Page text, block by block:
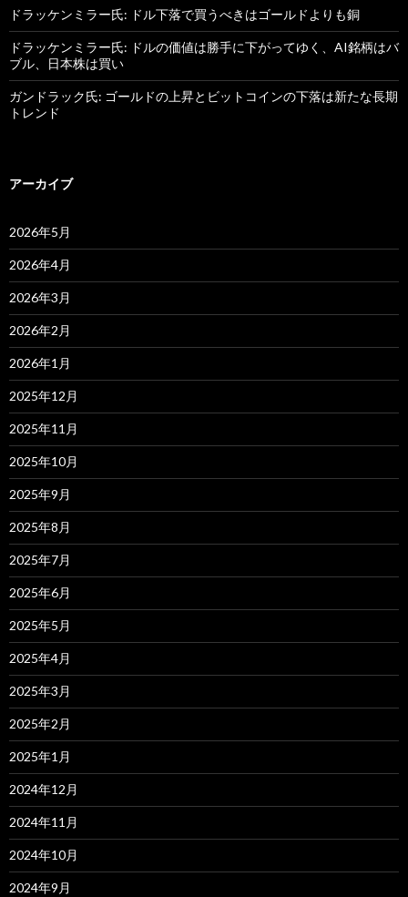
ドラッケンミラー氏: ドル下落で買うべきはゴールドよりも銅
ドラッケンミラー氏: ドルの価値は勝手に下がってゆく、AI銘柄はバ
ブル、日本株は買い
ガンドラック氏: ゴールドの上昇とビットコインの下落は新たな長期
トレンド
アーカイブ
2026年5月
2026年4月
2026年3月
2026年2月
2026年1月
2025年12月
2025年11月
2025年10月
2025年9月
2025年8月
2025年7月
2025年6月
2025年5月
2025年4月
2025年3月
2025年2月
2025年1月
2024年12月
2024年11月
2024年10月
2024年9月